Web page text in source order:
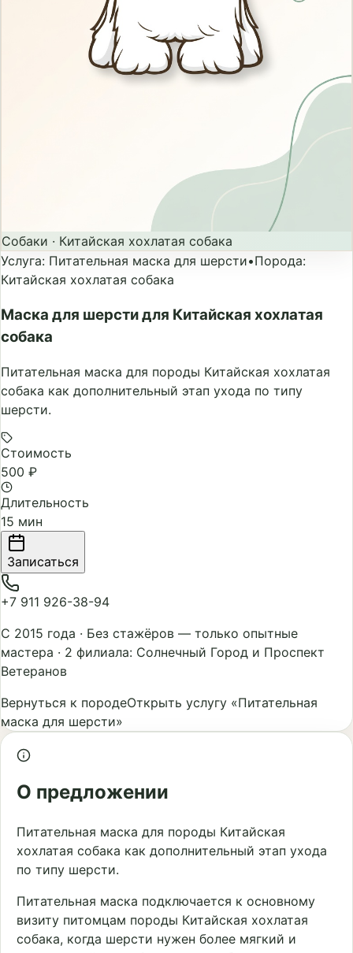
Собаки · Китайская хохлатая собака
Услуга: Питательная маска для шерсти•Порода:
Китайская хохлатая собака
Маска для шерсти для Китайская хохлатая
собака
Питательная маска для породы Китайская хохлатая
собака как дополнительный этап ухода по типу
шерсти.
Стоимость
500 ₽
Длительность
15 мин
Записаться
+7 911 926-38-94
С 2015 года · Без стажёров — только опытные
мастера · 2 филиала: Солнечный Город и Проспект
Ветеранов
Вернуться к породеОткрыть услугу «Питательная
маска для шерсти»
О предложении
Питательная маска для породы Китайская
хохлатая собака как дополнительный этап ухода
по типу шерсти.
Питательная маска подключается к основному
визиту питомцам породы Китайская хохлатая
собака, когда шерсти нужен более мягкий и